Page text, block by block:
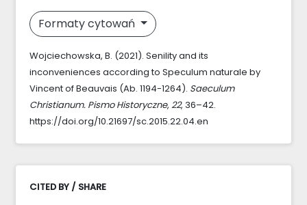
Formaty cytowań
Wojciechowska, B. (2021). Senility and its
inconveniences according to Speculum naturale by
Vincent of Beauvais (Ab. 1194-1264). Saeculum
Christianum. Pismo Historyczne, 22, 36–42.
https://doi.org/10.21697/sc.2015.22.04.en
CITED BY / SHARE